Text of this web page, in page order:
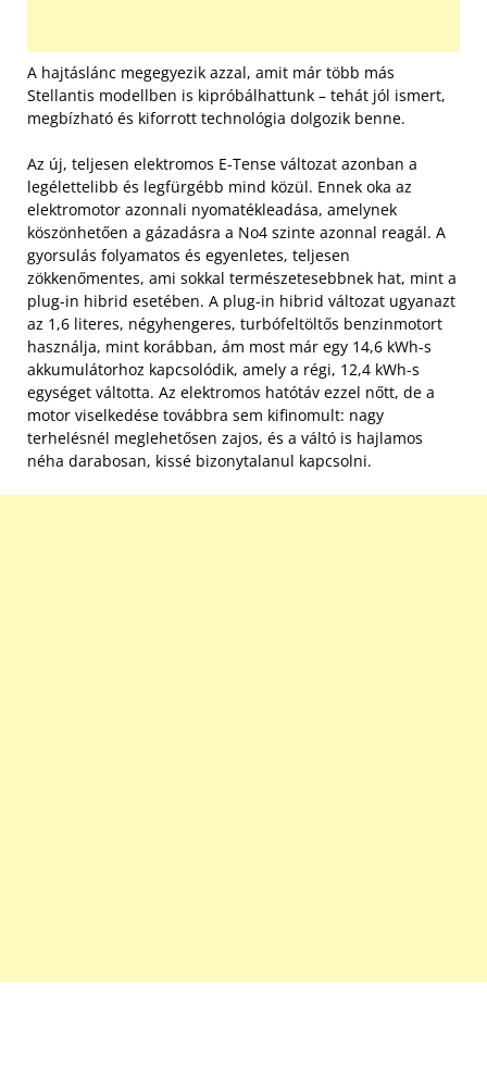
A hajtáslánc megegyezik azzal, amit már több más
Stellantis modellben is kipróbálhattunk – tehát jól ismert,
megbízható és kiforrott technológia dolgozik benne.
Az új, teljesen elektromos E-Tense változat azonban a
legélettelibb és legfürgébb mind közül. Ennek oka az
elektromotor azonnali nyomatékleadása, amelynek
köszönhetően a gázadásra a No4 szinte azonnal reagál. A
gyorsulás folyamatos és egyenletes, teljesen
zökkenőmentes, ami sokkal természetesebbnek hat, mint a
plug-in hibrid esetében. A plug-in hibrid változat ugyanazt
az 1,6 literes, négyhengeres, turbófeltöltős benzinmotort
használja, mint korábban, ám most már egy 14,6 kWh-s
akkumulátorhoz kapcsolódik, amely a régi, 12,4 kWh-s
egységet váltotta. Az elektromos hatótáv ezzel nőtt, de a
motor viselkedése továbbra sem kifinomult: nagy
terhelésnél meglehetősen zajos, és a váltó is hajlamos
néha darabosan, kissé bizonytalanul kapcsolni.